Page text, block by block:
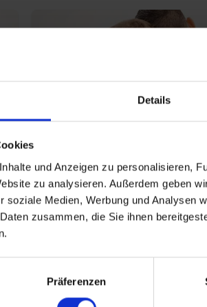
Details
und Anzeigen zu personalisieren,
zu analysieren. Außerdem geben
soziale Medien, Werbung und Analysen
zusammen, die Sie ihnen
Präferenzen
INTROVERTIERT
01.09.2026 16:00
20 - 29 Jahre